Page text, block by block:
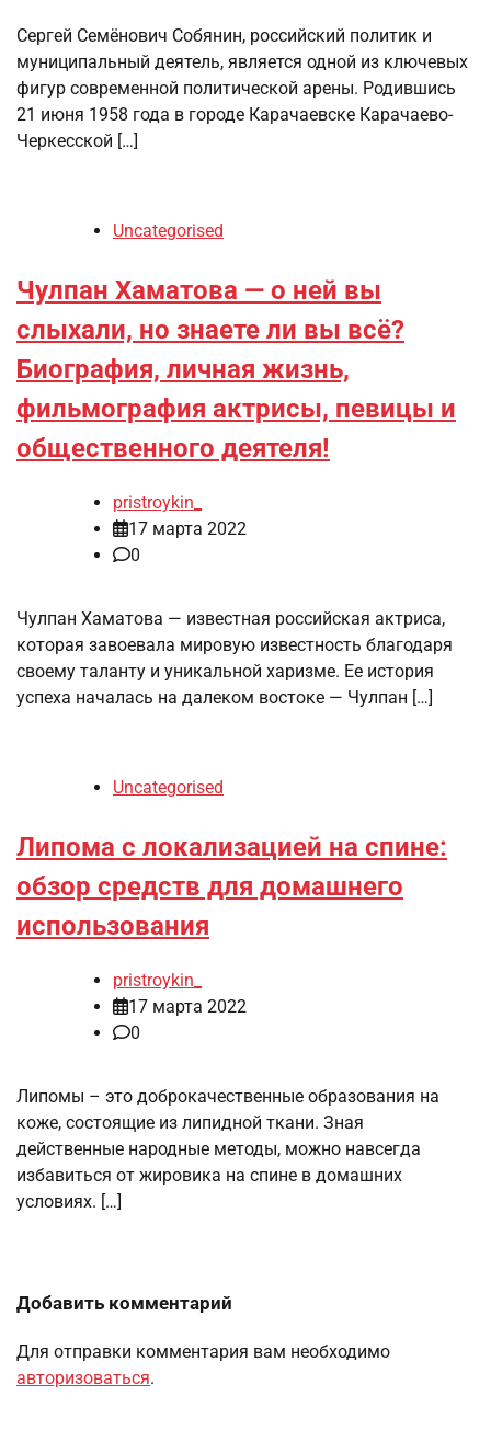
Сергей Семёнович Собянин, российский политик и
муниципальный деятель, является одной из ключевых
фигур современной политической арены. Родившись
21 июня 1958 года в городе Карачаевске Карачаево-
Черкесской […]
Uncategorised
Чулпан Хаматова — о ней вы
слыхали, но знаете ли вы всё?
Биография, личная жизнь,
фильмография актрисы, певицы и
общественного деятеля!
pristroykin_
17 марта 2022
0
Чулпан Хаматова — известная российская актриса,
которая завоевала мировую известность благодаря
своему таланту и уникальной харизме. Ее история
успеха началась на далеком востоке — Чулпан […]
Uncategorised
Липома с локализацией на спине:
обзор средств для домашнего
использования
pristroykin_
17 марта 2022
0
Липомы – это доброкачественные образования на
коже, состоящие из липидной ткани. Зная
действенные народные методы, можно навсегда
избавиться от жировика на спине в домашних
условиях. […]
Добавить комментарий
Для отправки комментария вам необходимо
авторизоваться.